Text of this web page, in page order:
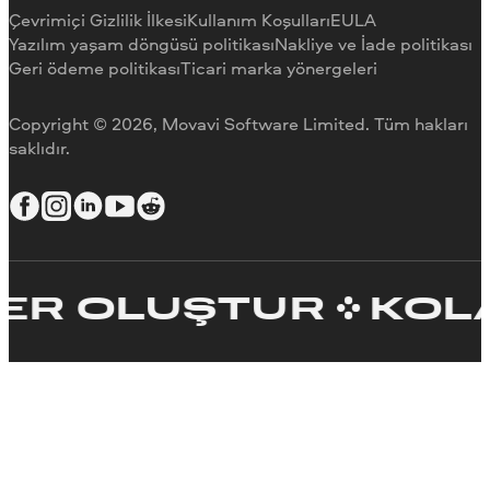
Neden bizi tercih etmelisiniz
İş için
Copyright © 2026, Movavi Software Limited. Tüm hakları
saklıdır.
Çevrimiçi Gizlilik İlkesiKullanım KoşullarıEULA
Yazılım yaşam döngüsü politikasıNakliye ve İade politikası
Geri ödeme politikasıTicari marka yönergeleri